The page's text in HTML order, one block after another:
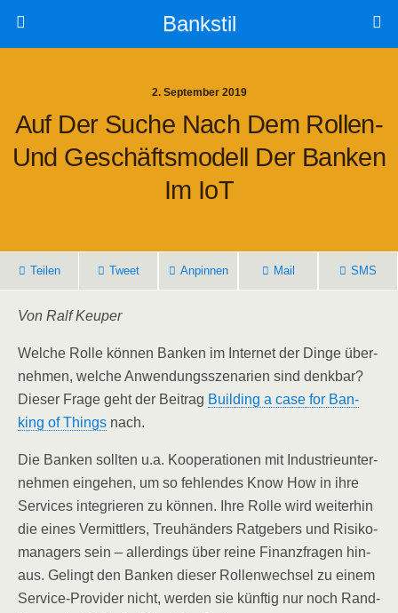
Bankstil
2. September 2019
Auf Der Suche Nach Dem Rol­len-
Und Geschäfts­mo­dell Der Ban­ken
Im IoT
Tei­len Tweet Anpin­nen Mail SMS
Von Ralf Keuper
Wel­che Rol­le kön­nen Ban­ken im Inter­net der Din­ge über­
neh­men, wel­che Anwen­dungs­sze­na­ri­en sind denk­bar?
Die­ser Fra­ge geht der Bei­trag Buil­ding a case for Ban­
king of Things nach.
Die Ban­ken soll­ten u.a. Koope­ra­tio­nen mit Indus­trie­un­ter­
neh­men ein­ge­hen, um so feh­len­des Know How in ihre
Ser­vices inte­grie­ren zu kön­nen. Ihre Rol­le wird wei­ter­hin
die eines Ver­mitt­lers, Treu­hän­ders Rat­ge­bers und Risi­ko­
ma­na­gers sein – aller­dings über rei­ne Finanz­fra­gen hin­
aus. Gelingt den Ban­ken die­ser Rol­len­wech­sel zu einem
Ser­vice-Pro­vi­der nicht, wer­den sie künf­tig nur noch Rand­